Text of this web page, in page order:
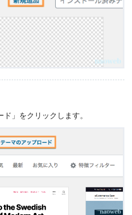
ド」をクリックします。